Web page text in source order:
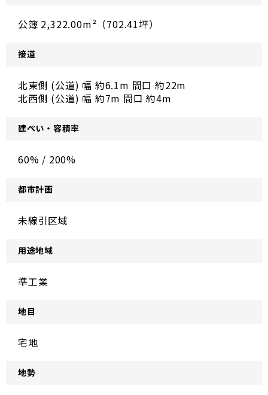
公簿 2,322.00m²（702.41坪）
接道
北東側 (公道) 幅 約6.1m 間口 約22m
北西側 (公道) 幅 約7m 間口 約4m
建ぺい・容積率
60% / 200%
都市計画
未線引区域
用途地域
準工業
地目
宅地
地勢